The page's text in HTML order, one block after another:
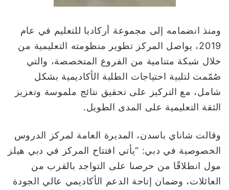
ومنذ انضمامه إلى مجموعة أركاديا للتعليم في عام
2019، يواصل المركز تطوير منظومته التعليمية من
خلال شبكة متنامية من الفروع المتخصصة، والتي
صُمّمت لتلبية احتياجات الطلبة الأكاديمية بشكل
شامل، مع التركيز على تحقيق نتائج ملموسة وتعزيز
الثقة التعليمية على المدى الطويل.
وقالت شاناي باسدن، المديرة العامة لمركز الدروس
الخصوصية في دبي: “يأتي افتتاح المركز في دبي هيلز
مول انطلاقًا من حرصنا على التواجد بالقرب من
العائلات، وضمان إتاحة الدعم الأكاديمي عالي الجودة